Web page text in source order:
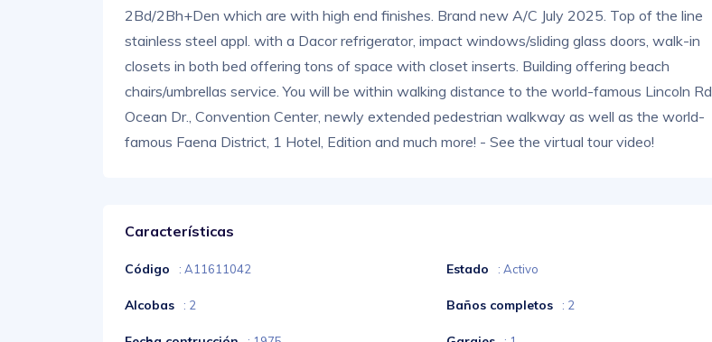
2Bd/2Bh+Den which are with high end finishes. Brand new A/C July 2025. Top of the line
stainless steel appl. with a Dacor refrigerator, impact windows/sliding glass doors, walk-in
closets in both bed offering tons of space with closet inserts. Building offering beach
chairs/umbrellas service. You will be within walking distance to the world-famous Lincoln Rd.,
Ocean Dr., Convention Center, newly extended pedestrian walkway as well as the world-
famous Faena District, 1 Hotel, Edition and much more! - See the virtual tour video!
Características
Código : A11611042 Estado : Activo
Alcobas : 2 Baños completos : 2